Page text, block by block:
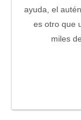
ayuda, el
es otro que
miles